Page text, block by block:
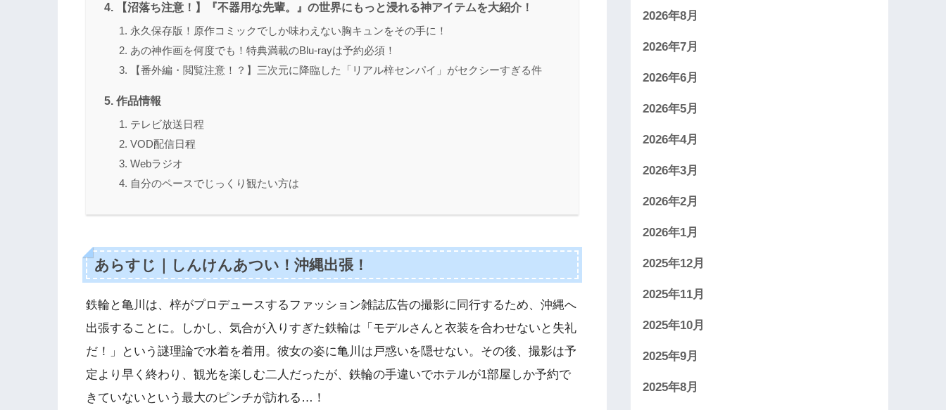
【沼落ち注意！】『不器用な先輩。』の世界にもっと浸れる神アイテムを大紹介！
永久保存版！原作コミックでしか味わえない胸キュンをその手に！
あの神作画を何度でも！特典満載のBlu-rayは予約必須！
【番外編・閲覧注意！？】三次元に降臨した「リアル梓センパイ」がセクシーすぎる件
作品情報
テレビ放送日程
VOD配信日程
Webラジオ
自分のペースでじっくり観たい方は
あらすじ｜しんけんあつい！沖縄出張！
鉄輪と亀川は、梓がプロデュースするファッション雑誌広告の撮影に同行するため、沖縄へ
出張することに。しかし、気合が入りすぎた鉄輪は「モデルさんと衣装を合わせないと失礼
だ！」という謎理論で水着を着用。彼女の姿に亀川は戸惑いを隠せない。その後、撮影は予
定より早く終わり、観光を楽しむ二人だったが、鉄輪の手違いでホテルが1部屋しか予約で
きていないという最大のピンチが訪れる…！
2026年8月
2026年7月
2026年6月
2026年5月
2026年4月
2026年3月
2026年2月
2026年1月
2025年12月
2025年11月
2025年10月
2025年9月
2025年8月